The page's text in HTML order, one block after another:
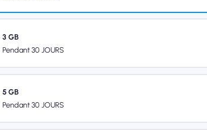
3 GB
Pendant 30 JOURS
5 GB
Pendant 30 JOURS